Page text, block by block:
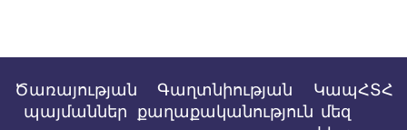
Ծառայության
պայմաններ
Գաղտնիության
քաղաքականություն
Կապ
մեզ
ՀՏՀ